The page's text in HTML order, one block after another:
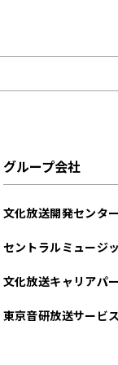
グループ会社
文化放送開発センター
セントラルミュージ
文化放送キャリアパ
東京音研放送サービス